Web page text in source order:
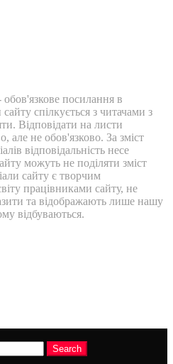
обов'язкове посилання в
спілкується з читачами з
Відповідати на листи
але не обов'язково. За зміст
відповідальність несе
можуть не поділяти зміст
сайту є творчим
працівниками сайту, не
та відображають лише нашу
відбуваються.
Search